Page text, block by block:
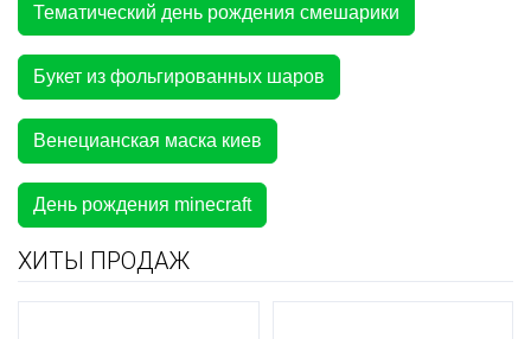
Тематический день рождения смешарики
Букет из фольгированных шаров
Венецианская маска киев
День рождения minecraft
ХИТЫ ПРОДАЖ